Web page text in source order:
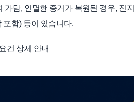
가담, 인멸한 증거가 복원된 경우, 진
포함) 등이 있습니다.
건 상세 안내